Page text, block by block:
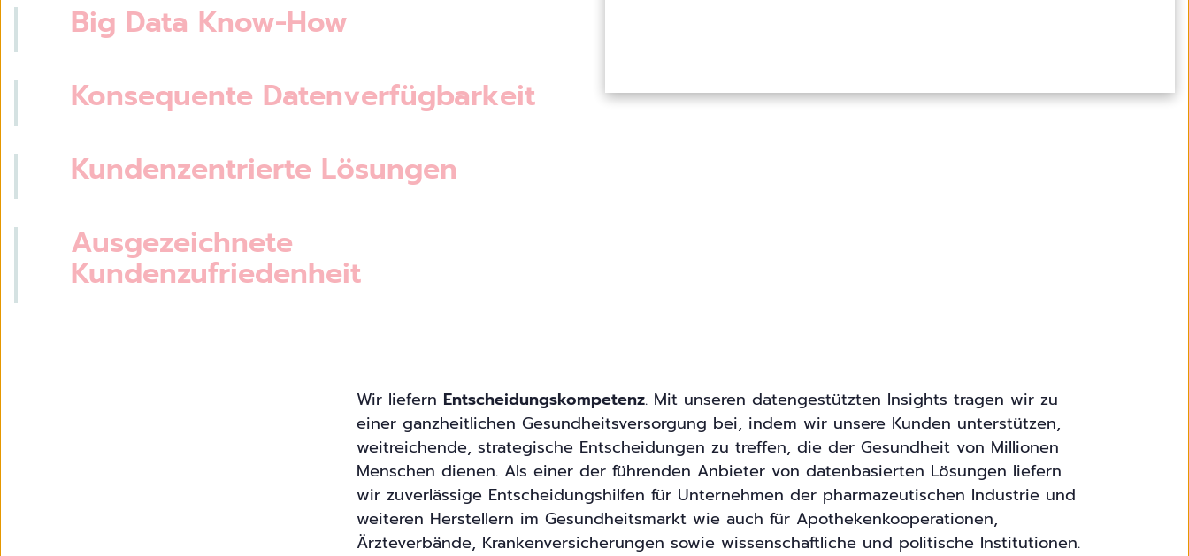
Big Data Know-How
Konsequente Datenverfügbarkeit
Kundenzentrierte Lösungen
Ausgezeichnete
Kundenzufriedenheit
Wir liefern Entscheidungskompetenz. Mit unseren datengestützten Insights tragen wir zu
einer ganzheitlichen Gesundheitsversorgung bei, indem wir unsere Kunden unterstützen,
weitreichende, strategische Entscheidungen zu treffen, die der Gesundheit von Millionen
Menschen dienen. Als einer der führenden Anbieter von datenbasierten Lösungen liefern
wir zuverlässige Entscheidungshilfen für Unternehmen der pharmazeutischen Industrie und
weiteren Herstellern im Gesundheitsmarkt wie auch für Apothekenkooperationen,
Ärzteverbände, Krankenversicherungen sowie wissenschaftliche und politische Institutionen.